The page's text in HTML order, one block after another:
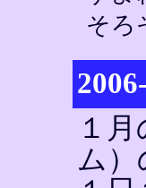
そろ
１
ム）